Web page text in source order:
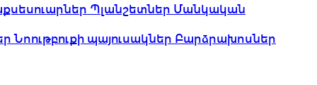
Պլանշետներ Մանկական
Նոութբուքի պայուսակներ Բարձրախոսներ